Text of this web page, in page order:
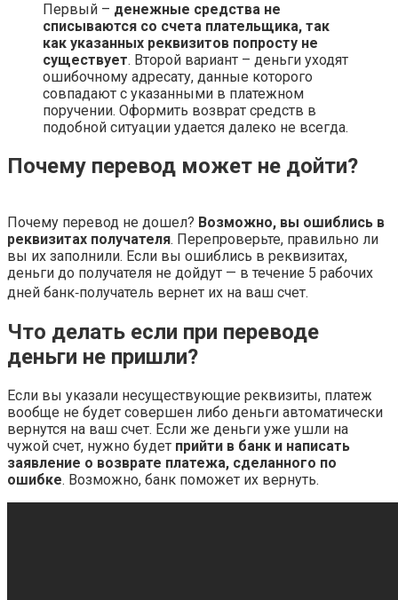
Первый – денежные средства не
списываются со счета плательщика, так
как указанных реквизитов попросту не
существует. Второй вариант – деньги уходят
ошибочному адресату, данные которого
совпадают с указанными в платежном
поручении. Оформить возврат средств в
подобной ситуации удается далеко не всегда.
Почему перевод может не дойти?
Почему перевод не дошел? Возможно, вы ошиблись в
реквизитах получателя. Перепроверьте, правильно ли
вы их заполнили. Если вы ошиблись в реквизитах,
деньги до получателя не дойдут — в течение 5 рабочих
дней банк‑получатель вернет их на ваш счет.
Что делать если при переводе
деньги не пришли?
Если вы указали несуществующие реквизиты, платеж
вообще не будет совершен либо деньги автоматически
вернутся на ваш счет. Если же деньги уже ушли на
чужой счет, нужно будет прийти в банк и написать
заявление о возврате платежа, сделанного по
ошибке. Возможно, банк поможет их вернуть.